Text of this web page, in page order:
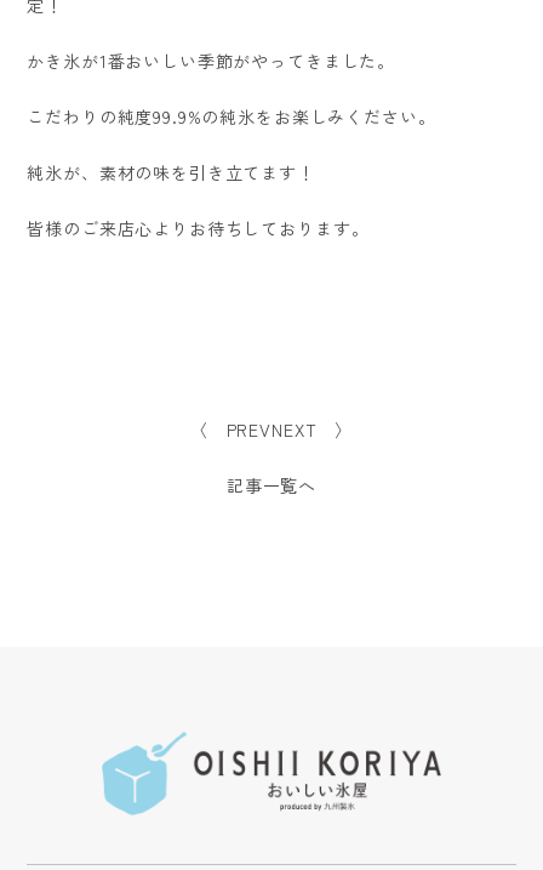
かき氷が1番おいしい季節がやってきました。
こだわりの純度99.9%の純氷をお楽しみください。
純氷が、素材の味を引き立てます！
皆様のご来店心よりお待ちしております。
NEXT 〉
〈 PREV
記事一覧へ